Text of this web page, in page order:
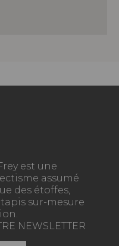
est une
assumé
des étoffes,
sur-mesure
NEWSLETTER